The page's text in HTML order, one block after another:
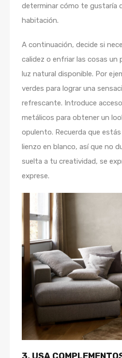
determinar cómo te gustaría
habitación.
A continuación, decide si
calidez o enfriar las cosas un
luz natural disponible. Por
verdes para lograr una
refrescante. Introduce
metálicos para obtener un
opulento. Recuerda que
lienzo en blanco, así que no
suelta a tu creatividad, se
exprese.